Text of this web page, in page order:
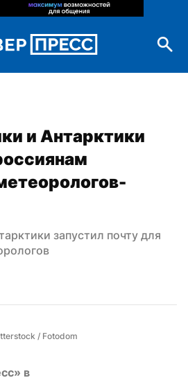
и Антарктики
запустил почту для
/ Fotodom
в